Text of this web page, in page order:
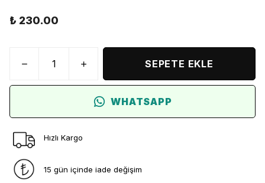
₺ 230.00
SEPETE EKLE
WHATSAPP
Hızlı Kargo
15 gün içinde iade değişim